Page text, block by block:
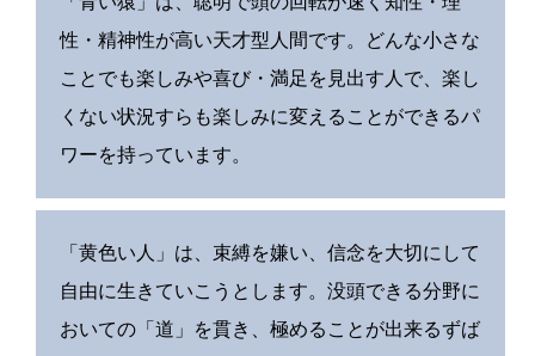
性・精神性が高い天才型人間です。どんな小さな
ことでも楽しみや喜び・満足を見出す人で、楽し
くない状況すらも楽しみに変えることができるパ
ワーを持っています。
「黄色い人」は、束縛を嫌い、信念を大切にして
自由に生きていこうとします。没頭できる分野に
おいての「道」を貫き、極めることが出来るずば